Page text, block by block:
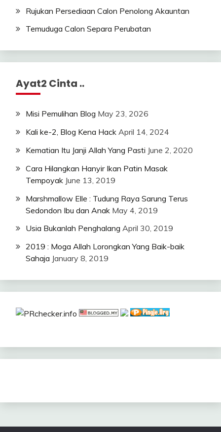
Rujukan Persediaan Calon Penolong Akauntan
Temuduga Calon Separa Perubatan
Ayat2 Cinta ..
Misi Pemulihan Blog May 23, 2026
Kali ke-2, Blog Kena Hack April 14, 2024
Kematian Itu Janji Allah Yang Pasti June 2, 2020
Cara Hilangkan Hanyir Ikan Patin Masak
Tempoyak June 13, 2019
Marshmallow Elle : Tudung Raya Sarung Terus
Sedondon Ibu dan Anak May 4, 2019
Usia Bukanlah Penghalang April 30, 2019
2019 : Moga Allah Lorongkan Yang Baik-baik
Sahaja January 8, 2019